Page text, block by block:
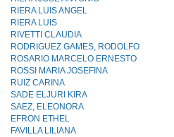
RIERA LUIS ANGEL
RIERA LUIS
RIVETTI CLAUDIA
RODRIGUEZ GAMES, RODOLFO
ROSARIO MARCELO ERNESTO
ROSSI MARIA JOSEFINA
RUIZ CARINA
SADE ELJURI KIRA
SAEZ, ELEONORA
EFRON ETHEL
FAVILLA LILIANA